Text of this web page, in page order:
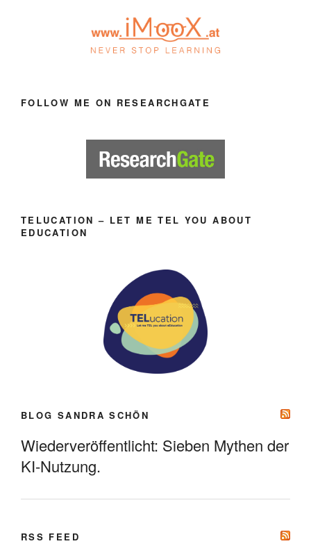
FOLLOW ME ON RESEARCHGATE
TELUCATION – LET ME TEL YOU ABOUT
EDUCATION
BLOG SANDRA SCHÖN
Wiederveröffentlicht: Sieben Mythen der
KI-Nutzung.
RSS FEED